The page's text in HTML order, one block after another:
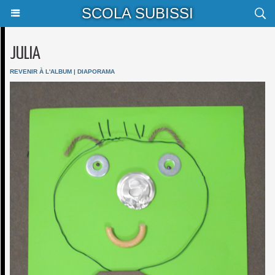
SCOLA SUBISSI
JULIA
REVENIR À L'ALBUM | DIAPORAMA